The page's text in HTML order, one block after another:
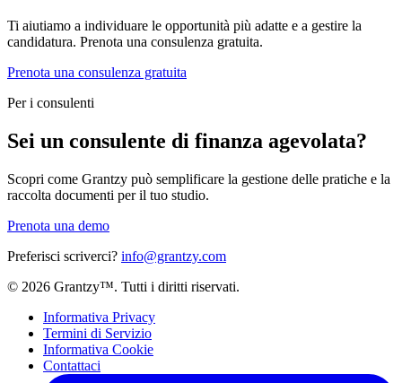
Ti aiutiamo a individuare le opportunità più adatte e a gestire la
candidatura. Prenota una consulenza gratuita.
Prenota una consulenza gratuita
Per i consulenti
Sei un consulente di finanza agevolata?
Scopri come Grantzy può semplificare la gestione delle pratiche e la
raccolta documenti per il tuo studio.
Prenota una demo
Preferisci scriverci? info@grantzy.com
© 2026 Grantzy™. Tutti i diritti riservati.
Informativa Privacy
Termini di Servizio
Informativa Cookie
Contattaci